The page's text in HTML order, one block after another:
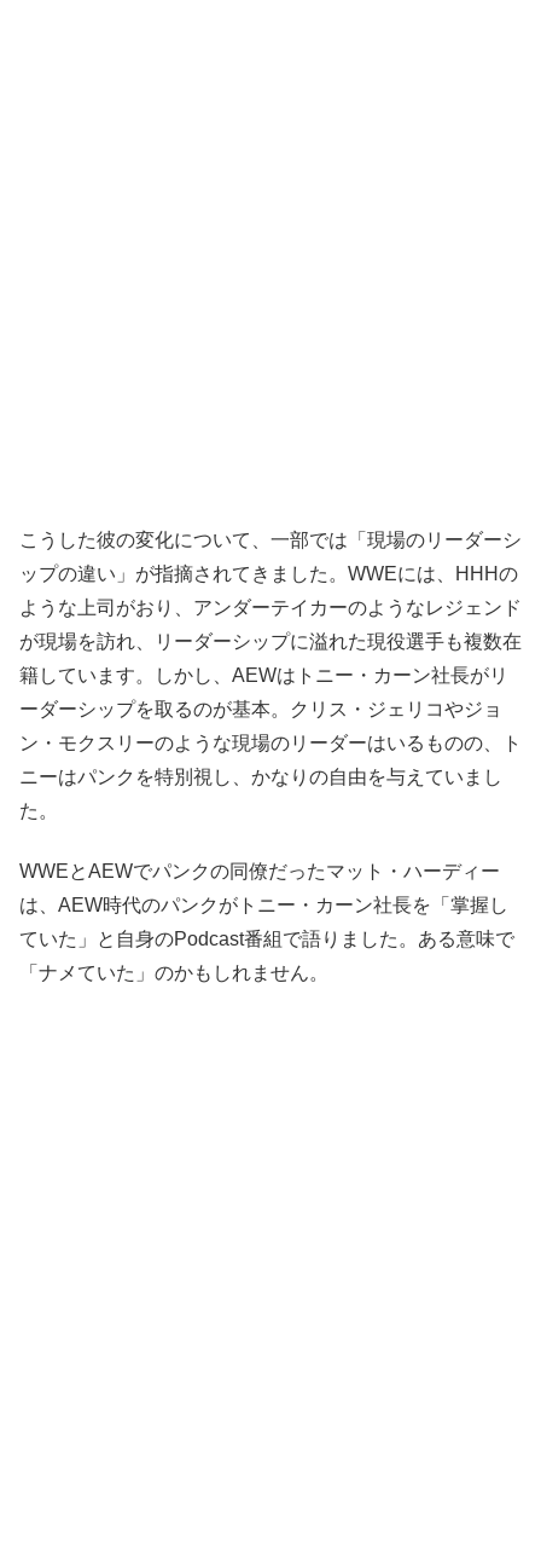
こうした彼の変化について、一部では「現場のリーダーシ
ップの違い」が指摘されてきました。WWEには、HHHの
ような上司がおり、アンダーテイカーのようなレジェンド
が現場を訪れ、リーダーシップに溢れた現役選手も複数在
籍しています。しかし、AEWはトニー・カーン社長がリ
ーダーシップを取るのが基本。クリス・ジェリコやジョ
ン・モクスリーのような現場のリーダーはいるものの、ト
ニーはパンクを特別視し、かなりの自由を与えていまし
た。
WWEとAEWでパンクの同僚だったマット・ハーディー
は、AEW時代のパンクがトニー・カーン社長を「掌握し
ていた」と自身のPodcast番組で語りました。ある意味で
「ナメていた」のかもしれません。